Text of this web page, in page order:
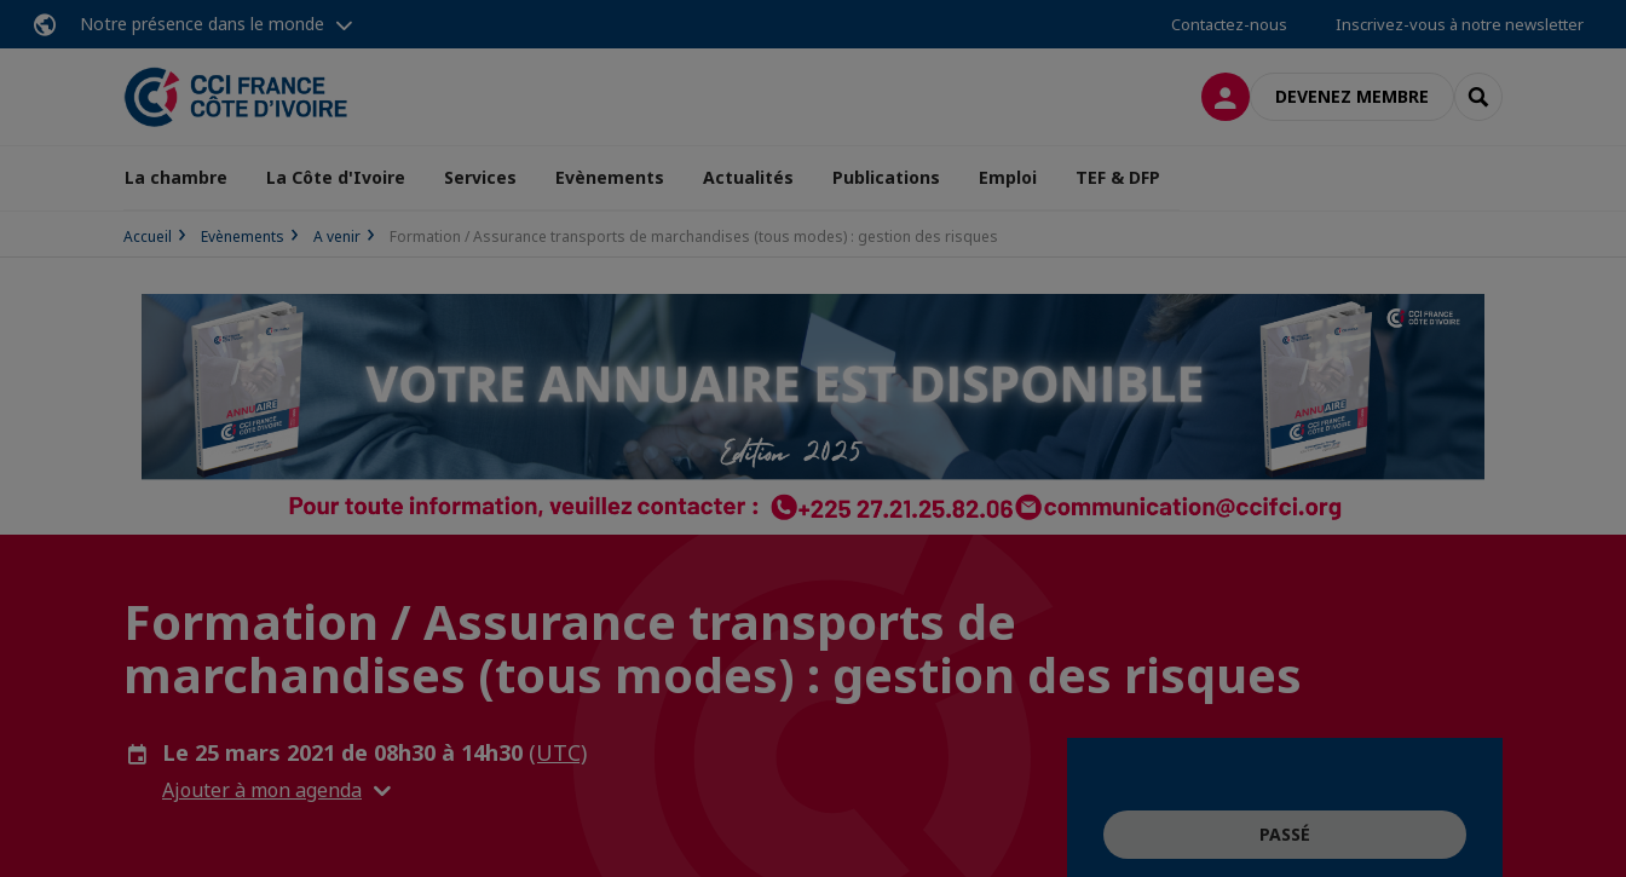
Notre présence dans le monde Contactez-nous Inscrivez-vous à notre newsletter
CONNEXIONDEVENEZ MEMBRE RECHERCHER
La chambre La Côte d'Ivoire Services Evènements Actualités Publications Emploi TEF & DFP
Accueil Evènements A venir Formation / Assurance transports de marchandises (tous modes) : gestion des risques
Formation / Assurance transports de
marchandises (tous modes) : gestion des risques
Le 25 mars 2021 de 08h30 à 14h30 (UTC)
Ajouter à mon agenda
PASSÉ